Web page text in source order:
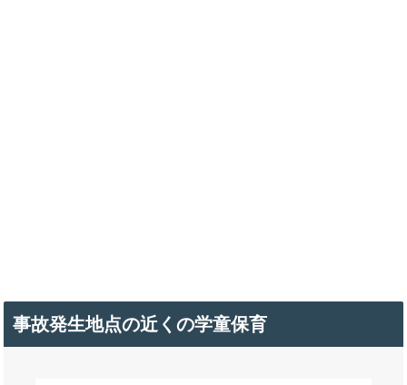
事故発生地点の近くの学童保育